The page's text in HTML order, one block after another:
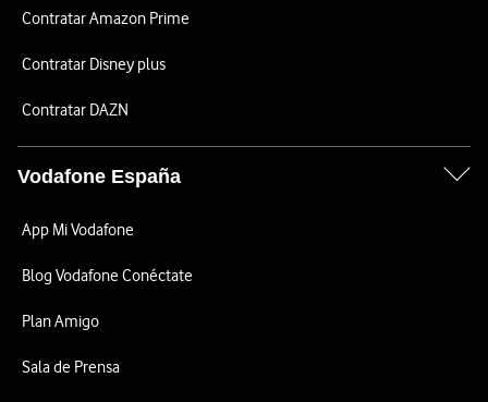
Contratar Amazon Prime
Contratar Disney plus
Contratar DAZN
Vodafone España
App Mi Vodafone
Blog Vodafone Conéctate
Plan Amigo
Sala de Prensa